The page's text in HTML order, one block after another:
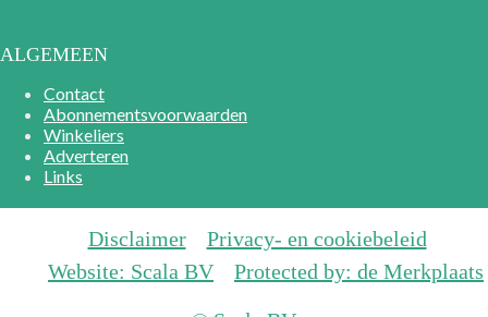
ALGEMEEN
Contact
Abonnementsvoorwaarden
Winkeliers
Adverteren
Links
Disclaimer
Privacy- en cookiebeleid
Website: Scala BV
Protected by: de Merkplaats